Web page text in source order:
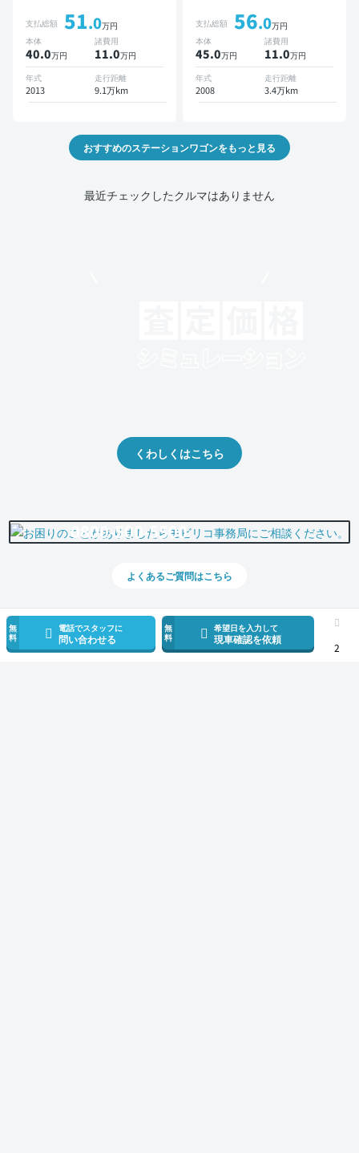
無
料
電話でスタッフに
問い合わせる
無
料
希望日を入力して
現車確認を依頼
2
ックモニター ドライブレコ
ーダー
支払総額 51.0万円
本体
40.0万円
諸費用
11.0万円
年式
2013
走行距離
9.1万km
ETC バックモニター
支払総額 56.0万円
本体
45.0万円
諸費用
11.0万円
年式
2008
走行距離
3.4万km
おすすめのステーションワゴンをもっと見る
最近チェックしたクルマはありません
くわしくはこちら
0800-500-5500
よくあるご質問はこちら